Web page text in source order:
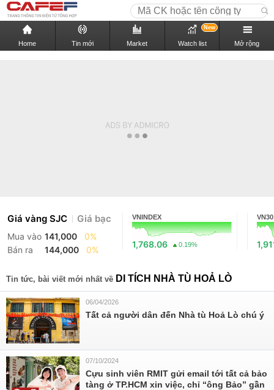
Home Tin mới Market Watch list
New
Mở rộng
Giá vàng SJC Giá bạc
Mua vào 141,000
0%
Bán ra
144,000 0%
VNINDEX
1,768.06 0.19%
VN30
Tin tức, bài viết mới nhất về DI TÍCH NHÀ TÙ HOẢ LÒ
06/04/2026
Tất cả người dân đến Nhà tù Hoả Lò chú ý
07/10/2024
Cựu sinh viên RMIT gửi email tới tất cả bảo
tàng ở TP.HCM xin việc, chỉ “ông Bảo” gần